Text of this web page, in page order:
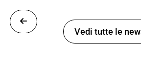
Vedi tutte le